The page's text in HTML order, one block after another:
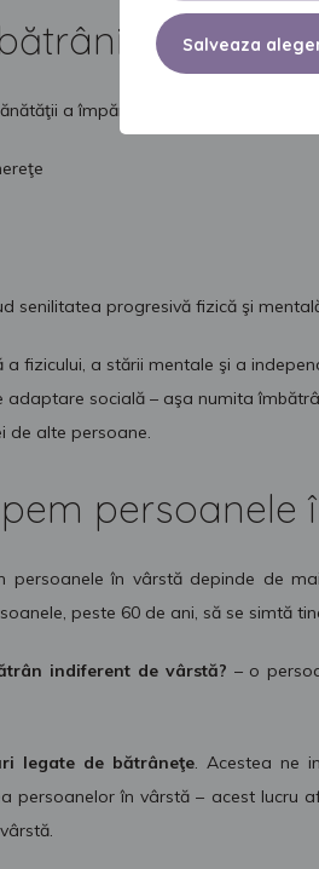
a împărţit acest proces în 3
senilitatea progresivă fizică şi
fizicului, a stării mentale şi a
adaptare socială – aşa numita
de alte persoane.
persoanele
persoanele în vârstă depinde de
peste 60 de ani, să se simtă
indiferent de vârstă? – o
legate de bătrâneţe. Acestea ne
persoanelor în vârstă – acest lucru
Salveaza